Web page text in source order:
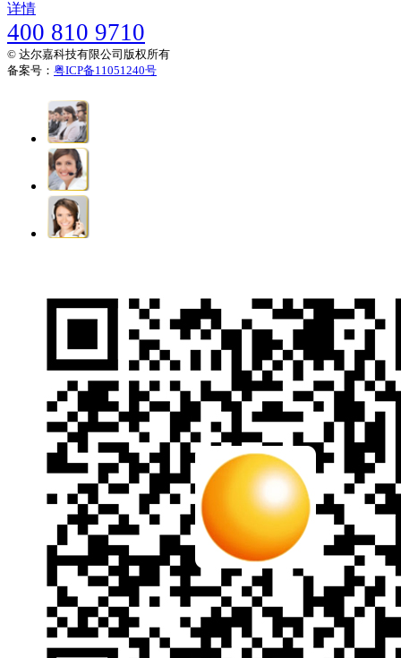
详情
400 810 9710
© 达尔嘉科技有限公司版权所有
备案号： 粤ICP备11051240号